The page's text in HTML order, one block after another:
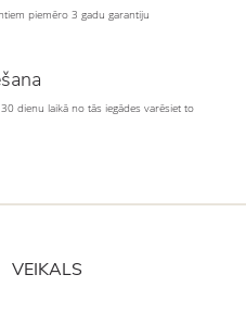
piemēro 3 gadu garantiju
dienu laikā no tās iegādes varēsiet to
VEIKALS